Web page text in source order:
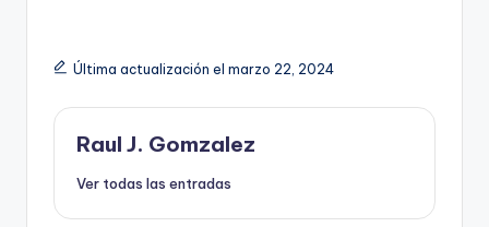
Última actualización el marzo 22, 2024
Raul J. Gomzalez
Ver todas las entradas